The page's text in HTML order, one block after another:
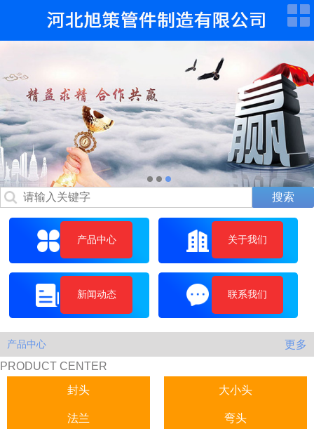
联系我们
新闻动态
关于我们
产品中心
产品中心
更多
PRODUCT CENTER
封头
大小头
法兰 弯头